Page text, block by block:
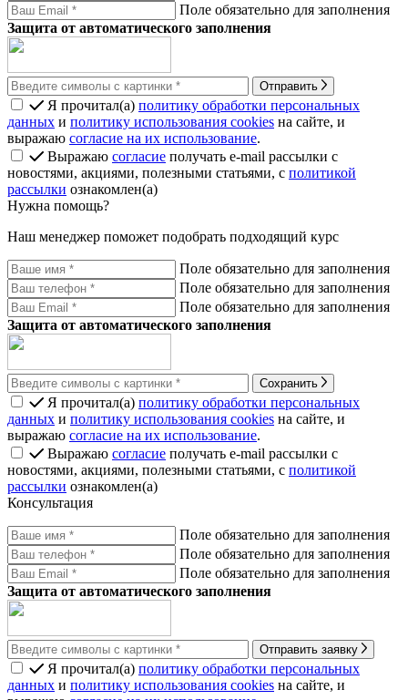
Поле обязательно для заполнения
Защита от автоматического заполнения
Отправить
Я прочитал(а) политику обработки персональных
данных и политику использования cookies на сайте, и
выражаю согласие на их использование.
Выражаю согласие получать e-mail рассылки с
новостями, акциями, полезными статьями, с политикой
рассылки ознакомлен(а)
Нужна помощь?
Наш менеджер поможет подобрать подходящий курс
Поле обязательно для заполнения
Поле обязательно для заполнения
Поле обязательно для заполнения
Защита от автоматического заполнения
Сохранить
Я прочитал(а) политику обработки персональных
данных и политику использования cookies на сайте, и
выражаю согласие на их использование.
Выражаю согласие получать e-mail рассылки с
новостями, акциями, полезными статьями, с политикой
рассылки ознакомлен(а)
Консультация
Поле обязательно для заполнения
Поле обязательно для заполнения
Поле обязательно для заполнения
Защита от автоматического заполнения
Отправить заявку
Я прочитал(а) политику обработки персональных
данных и политику использования cookies на сайте, и